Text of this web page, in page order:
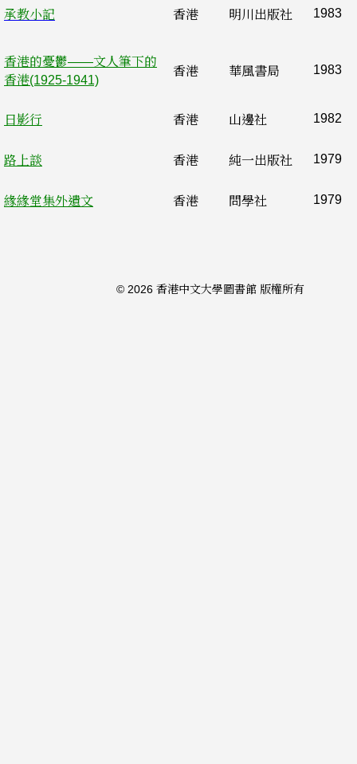
承教小記 香港 明川出版社 1983
香港的憂鬱——文人筆下的
香港(1925-1941)
香港 華風書局 1983
日影行 香港 山邊社 1982
路上談 香港 純一出版社 1979
緣緣堂集外遺文 香港 問學社 1979
© 2026 香港中文大學圖書館 版權所有